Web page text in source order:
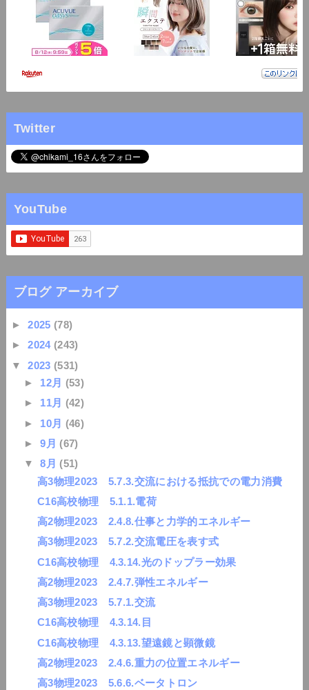
Twitter
YouTube
ブログ アーカイブ
►2025 (78)
►2024 (243)
▼2023 (531)
► 12月 (53)
► 11月 (42)
► 10月 (46)
►9月 (67)
▼8月 (51)
高3物理2023 5.7.3.交流における抵抗での電力消費
C16高校物理 5.1.1.電荷
高2物理2023 2.4.8.仕事と力学的エネルギー
高3物理2023 5.7.2.交流電圧を表す式
C16高校物理 4.3.14.光のドップラー効果
高2物理2023 2.4.7.弾性エネルギー
高3物理2023 5.7.1.交流
C16高校物理 4.3.14.目
C16高校物理 4.3.13.望遠鏡と顕微鏡
高2物理2023 2.4.6.重力の位置エネルギー
高3物理2023 5.6.6.ベータトロン